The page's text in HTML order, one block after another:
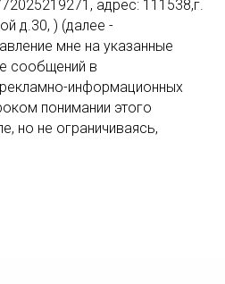
адрес: 111538,г.
д.30, ) (далее -
мне на указанные
сообщений в
информационных
понимании этого
но не ограничиваясь,